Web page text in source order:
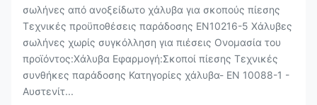
σωλήνες από ανοξείδωτο χάλυβα για σκοπούς πίεσης
Τεχνικές προϋποθέσεις παράδοσης EN10216-5 Χάλυβες
σωλήνες χωρίς συγκόλληση για πιέσεις Ονομασία του
προϊόντος:Χάλυβα Εφαρμογή:Σκοποί πίεσης Τεχνικές
συνθήκες παράδοσης Κατηγορίες χάλυβα- EN 10088-1 -
Αυστενίτ...